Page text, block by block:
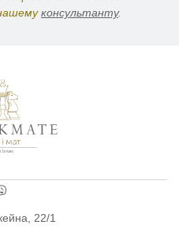
консультанту.
22/1